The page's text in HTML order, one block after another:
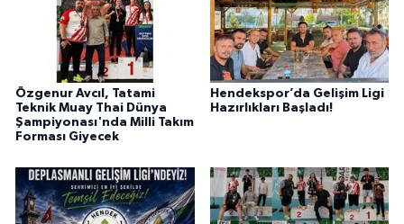
Özgenur Avcıl, Tatami
Teknik Muay Thai Dünya
Şampiyonası'nda Milli Takım
Forması Giyecek
Hendekspor’da Gelişim Ligi
Hazırlıkları Başladı!